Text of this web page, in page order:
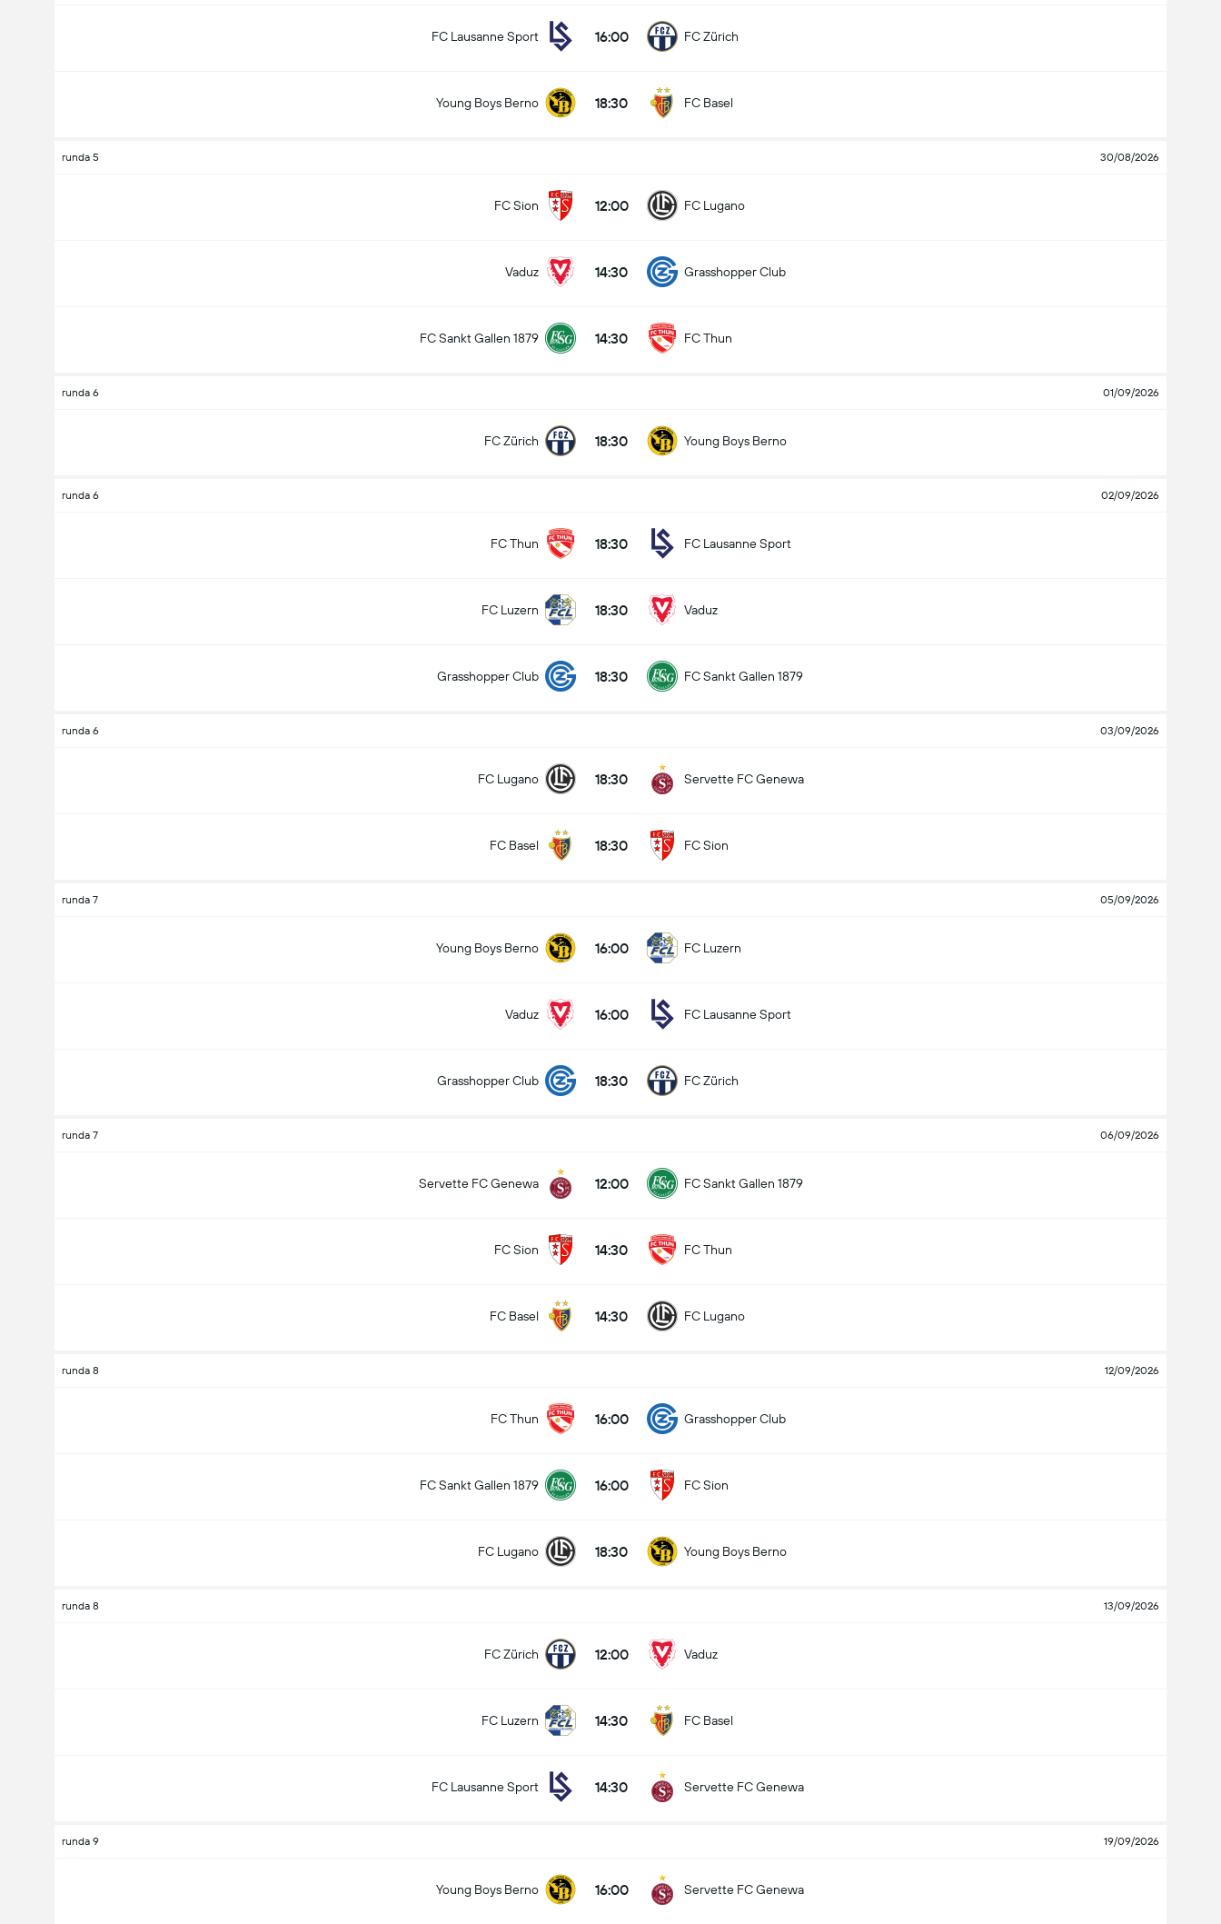
FC Lausanne Sport 16:00 FC Zürich
Young Boys Berno 18:30 FC Basel
runda 5 30/08/2026
FC Sion 12:00 FC Lugano
Vaduz 14:30 Grasshopper Club
FC Sankt Gallen 1879 14:30 FC Thun
runda 6 01/09/2026
FC Zürich 18:30 Young Boys Berno
runda 6 02/09/2026
FC Thun 18:30 FC Lausanne Sport
FC Luzern 18:30 Vaduz
Grasshopper Club 18:30 FC Sankt Gallen 1879
runda 6 03/09/2026
FC Lugano 18:30 Servette FC Genewa
FC Basel 18:30 FC Sion
runda 7 05/09/2026
Young Boys Berno 16:00 FC Luzern
Vaduz 16:00 FC Lausanne Sport
Grasshopper Club 18:30 FC Zürich
runda 7 06/09/2026
Servette FC Genewa 12:00 FC Sankt Gallen 1879
FC Sion 14:30 FC Thun
FC Basel 14:30 FC Lugano
runda 8 12/09/2026
FC Thun 16:00 Grasshopper Club
FC Sankt Gallen 1879 16:00 FC Sion
FC Lugano 18:30 Young Boys Berno
runda 8 13/09/2026
FC Zürich 12:00 Vaduz
FC Luzern 14:30 FC Basel
FC Lausanne Sport 14:30 Servette FC Genewa
runda 9 19/09/2026
Young Boys Berno 16:00 Servette FC Genewa